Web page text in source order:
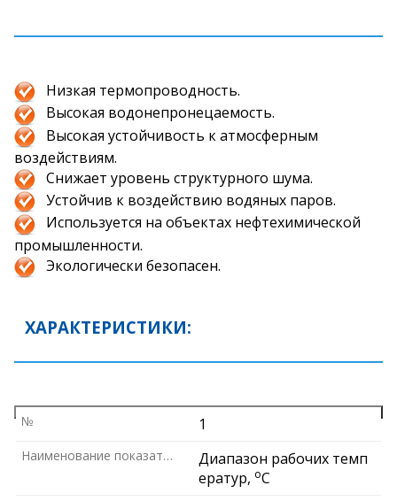
Низкая термопроводность.
Высокая водонепронецаемость.
Высокая устойчивость к атмосферным
воздействиям.
Снижает уровень структурного шума.
Устойчив к воздействию водяных паров.
Используется на объектах нефтехимической
промышленности.
Экологически безопасен.
ХАРАКТЕРИСТИКИ:
1
№
Диапазон рабочих темп
ератур, оС
Наименование показателя
РАЗМЕРЫ И УПАКОВКА: